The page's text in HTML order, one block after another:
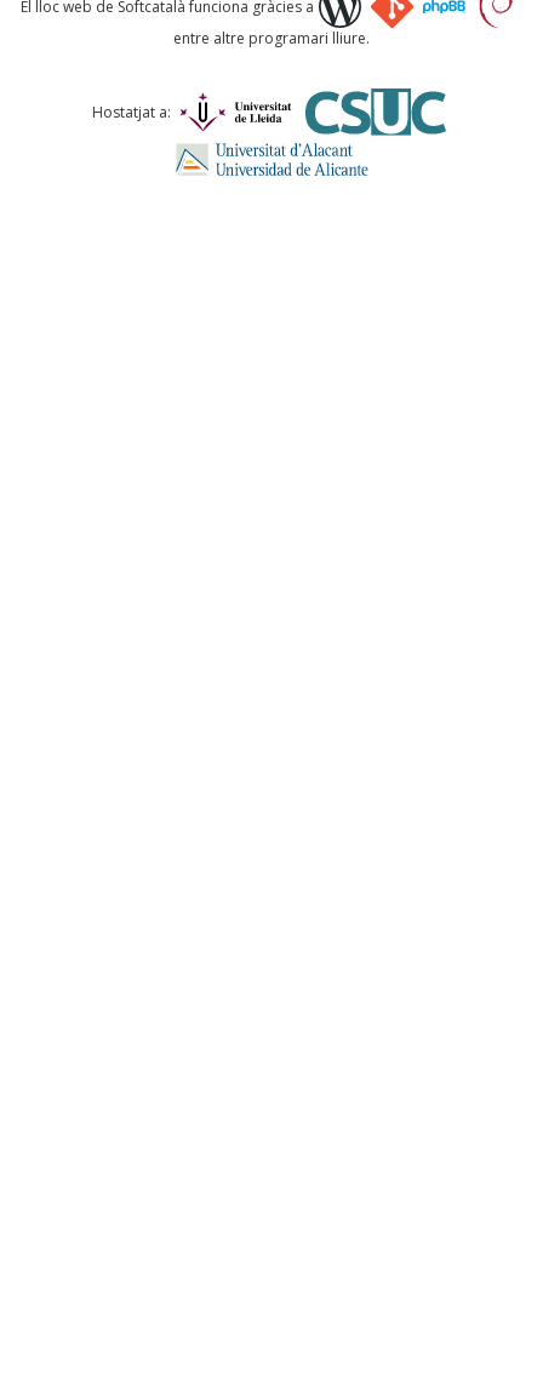
Comentari *
El lloc web de Softcatalà funciona gràcies a
entre altre programari lliure.
Hostatjat a: